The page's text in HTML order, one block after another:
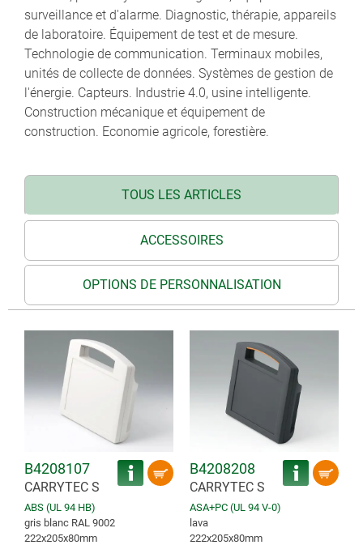
surveillance et d'alarme. Diagnostic, thérapie, appareils
de laboratoire. Équipement de test et de mesure.
Technologie de communication. Terminaux mobiles,
unités de collecte de données. Systèmes de gestion de
l'énergie. Capteurs. Industrie 4.0, usine intelligente.
Construction mécanique et équipement de
construction. Economie agricole, forestière.
TOUS LES ARTICLES
ACCESSOIRES
OPTIONS DE PERSONNALISATION
B4208107
CARRYTEC S
ABS (UL 94 HB)
gris blanc RAL 9002
222x205x80mm
B4208208
CARRYTEC S
ASA+PC (UL 94 V-0)
lava
222x205x80mm